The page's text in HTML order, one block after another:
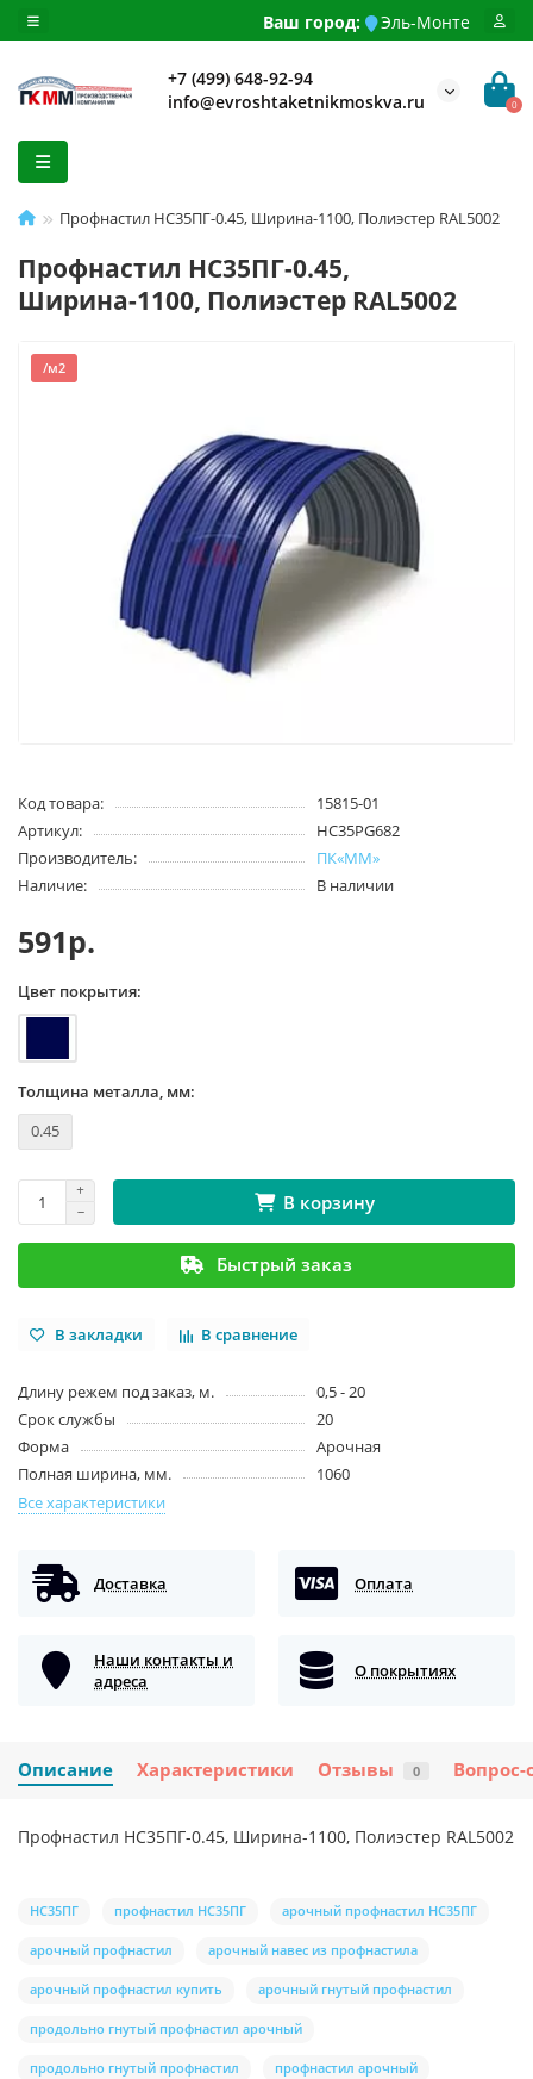
Ваш город: Эль-Монте
+7 (499) 648-92-94
info@evroshtaketnikmoskva.ru
0
Профнастил НС35ПГ-0.45, Ширина-1100, Полиэстер RAL5002
Профнастил НС35ПГ-0.45,
Ширина-1100, Полиэстер RAL5002
/м2
Код товара:
15815-01
Артикул:
HC35PG682
Производитель:
ПК«ММ»
Наличие:
В наличии
591р.
Цвет покрытия:
Толщина металла, мм:
0.45
В корзину
Быстрый заказ
В закладки В сравнение
Длину режем под заказ, м.
0,5 - 20
Срок службы
20
Форма
Арочная
Полная ширина, мм.
1060
Все характеристики
Доставка Оплата
Наши контакты и
адреса
О покрытиях
Описание Характеристики Отзывы 0 Вопрос-
Профнастил НС35ПГ-0.45, Ширина-1100, Полиэстер RAL5002
НС35ПГ профнастил НС35ПГ арочный профнастил НС35ПГ
арочный профнастил арочный навес из профнастила
арочный профнастил купить арочный гнутый профнастил
продольно гнутый профнастил арочный
продольно гнутый профнастил профнастил арочный